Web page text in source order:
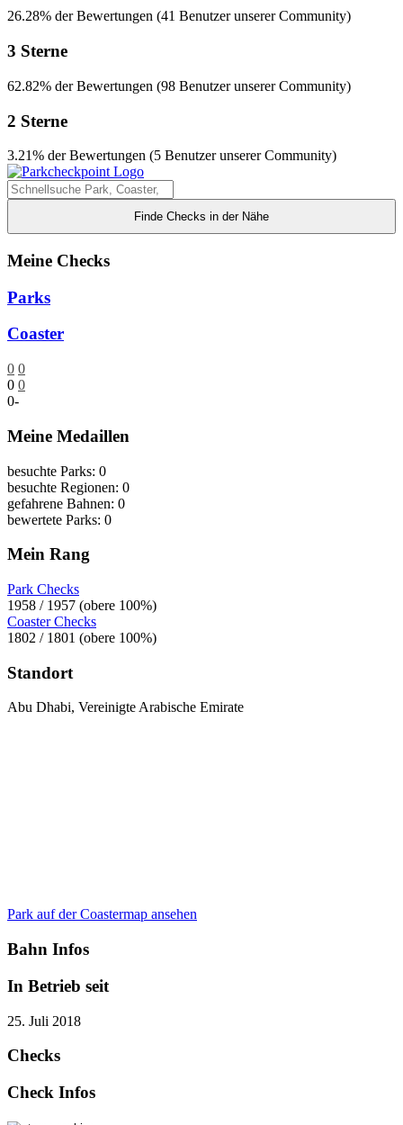
26.28% der Bewertungen (41 Benutzer unserer Community)
3 Sterne
62.82% der Bewertungen (98 Benutzer unserer Community)
2 Sterne
3.21% der Bewertungen (5 Benutzer unserer Community)
Finde Checks in der Nähe
Meine Checks
Parks
Coaster
0 0
0 0
0-
Meine Medaillen
besuchte Parks: 0
besuchte Regionen: 0
gefahrene Bahnen: 0
bewertete Parks: 0
Mein Rang
Park Checks
1958 / 1957 (obere 100%)
Coaster Checks
1802 / 1801 (obere 100%)
Standort
Abu Dhabi, Vereinigte Arabische Emirate
Park auf der Coastermap ansehen
Bahn Infos
In Betrieb seit
25. Juli 2018
Checks
Check Infos